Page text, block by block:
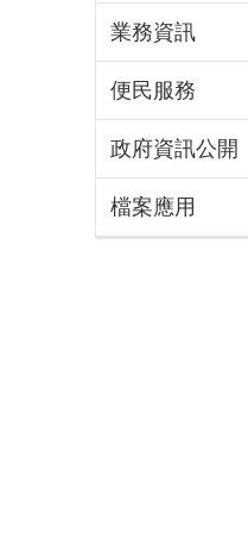
業務資訊
便民服務
政府資訊公開
檔案應用